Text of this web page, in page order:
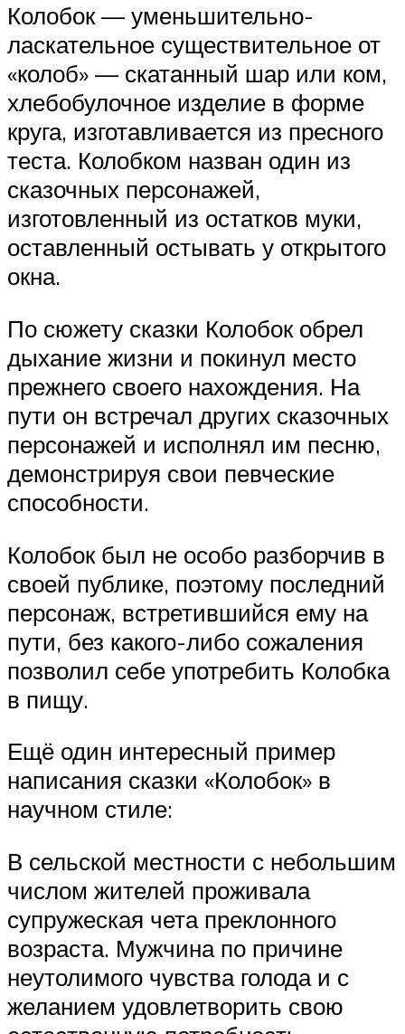
Колобок — уменьшительно-
ласкательное существительное от
«колоб» — скатанный шар или ком,
хлебобулочное изделие в форме
круга, изготавливается из пресного
теста. Колобком назван один из
сказочных персонажей,
изготовленный из остатков муки,
оставленный остывать у открытого
окна.
По сюжету сказки Колобок обрел
дыхание жизни и покинул место
прежнего своего нахождения. На
пути он встречал других сказочных
персонажей и исполнял им песню,
демонстрируя свои певческие
способности.
Колобок был не особо разборчив в
своей публике, поэтому последний
персонаж, встретившийся ему на
пути, без какого-либо сожаления
позволил себе употребить Колобка
в пищу.
Ещё один интересный пример
написания сказки «Колобок» в
научном стиле:
В сельской местности с небольшим
числом жителей проживала
супружеская чета преклонного
возраста. Мужчина по причине
неутолимого чувства голода и с
желанием удовлетворить свою